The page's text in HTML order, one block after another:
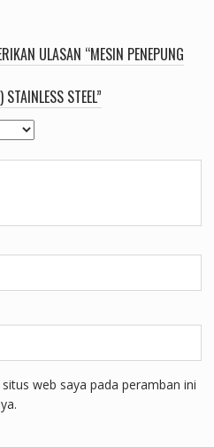
ULASAN “MESIN PENEPUNG
STEEL”
web saya pada peramban ini